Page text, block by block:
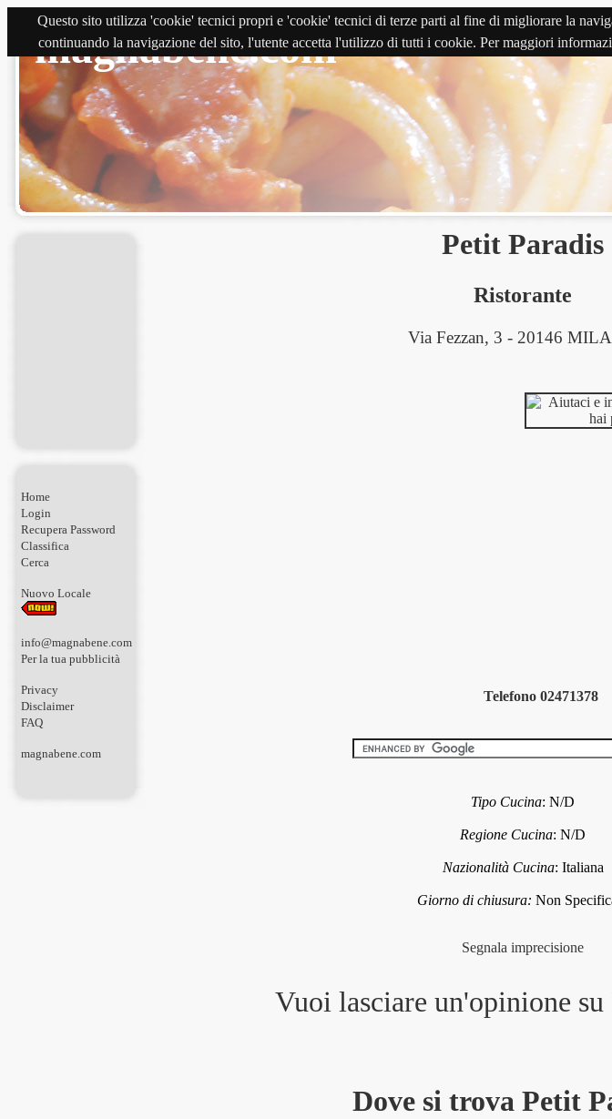
Questo sito utilizza 'cookie' tecnici propri e 'cookie' tecnici di terze parti al fine di migliorare la
continuando la navigazione del sito, l'utente accetta l'utilizzo di tutti i cookie. Per maggiori
magnabene.com
Home
Login
Recupera Password
Classifica
Cerca
Nuovo Locale
info@magnabene.com
Per la tua pubblicità
Privacy
Disclaimer
FAQ
magnabene.com
Petit Paradis
Ristorante
Via Fezzan, 3 - 20146
Telefono 02471378
Tipo Cucina:N/D
Regione Cucina:N/D
Nazionalità Cucina: Italiana
Giorno di chiusura:Non
Segnala imprecisione
Vuoi lasciare un'opinione su
Dove si trova Petit